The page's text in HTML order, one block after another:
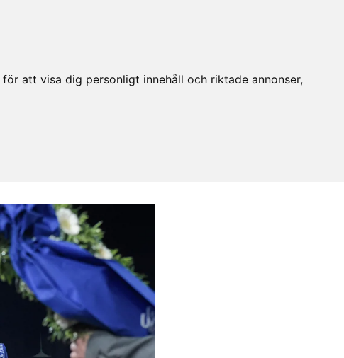
att visa dig personligt innehåll och riktade annonser,